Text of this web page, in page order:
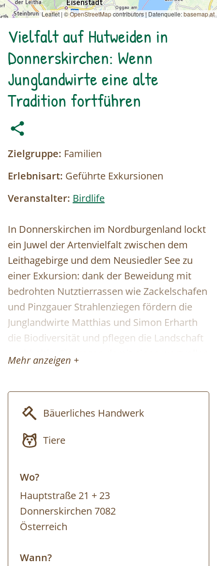
Leaflet | ©OpenStreetMapcontributors| Datenquelle:basemap.at
Vielfalt auf Hutweiden in
Donnerskirchen: Wenn
Junglandwirte eine alte
Tradition fortführen
Zielgruppe: Familien
Erlebnisart: Geführte Exkursionen
Veranstalter: Birdlife
In Donnerskirchen im Nordburgenland lockt
ein Juwel der Artenvielfalt zwischen dem
Leithagebirge und dem Neusiedler See zu
einer Exkursion: dank der Beweidung mit
bedrohten Nutztierrassen wie Zackelschafen
und Pinzgauer Strahlenziegen fördern die
Junglandwirte Matthias und Simon Erharth
die Biodiversität und pflegen die Landschaft
nachhaltig. Sie tragen damit einen wertvollen
Beitrag zum Naturschutz. Ziel ist es, die
Generationen zu erhalten. Von dieser Vision
profitieren zahlreiche Tiere und Pflanzen!
und Simon Erharth bringen den
Exkursionsteilnehmer*innen hautnah näher,
was es bedeutet, einen solchen Weg
Nagl von BirdLife wird die Aufmerksamkeit
Mehr anzeigen +
Bäuerliches Handwerk
Tiere
Wo?
Hauptstraße 21 + 23
Donnerskirchen 7082
Österreich
Wann?